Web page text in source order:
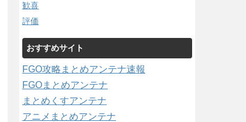
歓喜
評価
おすすめサイト
FGO攻略まとめアンテナ速報
FGOまとめアンテナ
まとめくすアンテナ
アニメまとめアンテナ